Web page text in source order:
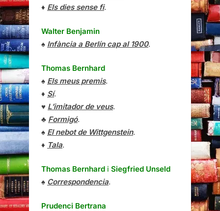
♦ Els dies sense fi.
Walter Benjamin
♠ Infància a Berlín cap al 1900.
Thomas Bernhard
♠ Els meus premis.
♦ Sí.
♥ L’imitador de veus.
♣ Formigó.
♠ El nebot de Wittgenstein.
♦ Tala.
Thomas Bernhard i Siegfried Unseld
♠ Correspondencia.
Prudenci Bertrana